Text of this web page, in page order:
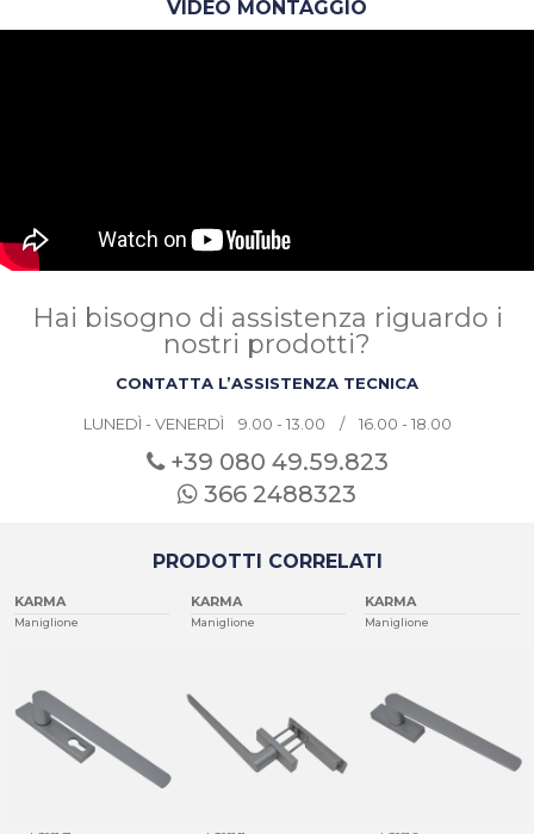
VIDEO MONTAGGIO
Hai bisogno di assistenza riguardo i
nostri prodotti?
CONTATTA L’ASSISTENZA TECNICA
LUNEDÌ - VENERDÌ 9.00 - 13.00 / 16.00 - 18.00
+39 080 49.59.823
366 2488323
PRODOTTI CORRELATI
KARMA
Maniglione
KARMA
Maniglione
KARMA
Maniglione